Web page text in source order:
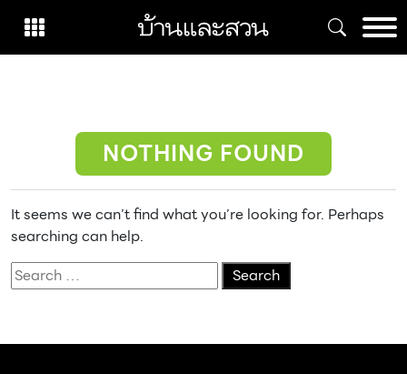
content
NOTHING FOUND
It seems we can’t find what you’re looking for. Perhaps
searching can help.
Search
for: